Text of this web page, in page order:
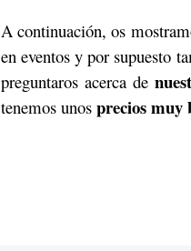
A continuación, os
en eventos y por supuesto
preguntaros acerca de
tenemos unos precios muy